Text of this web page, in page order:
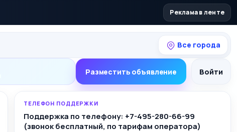
Реклама в ленте
Все города
Разместить объявление Войти
ТЕЛЕФОН ПОДДЕРЖКИ
Поддержка по телефону: +7-495-280-66-99
(звонок бесплатный, по тарифам оператора)